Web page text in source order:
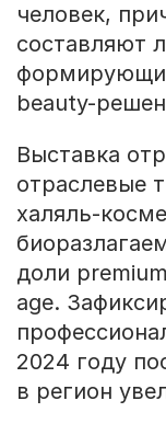
человек,
составляют
beauty-
Выставка
отраслевые
халяль-
доли
age.
2024 году
в регион